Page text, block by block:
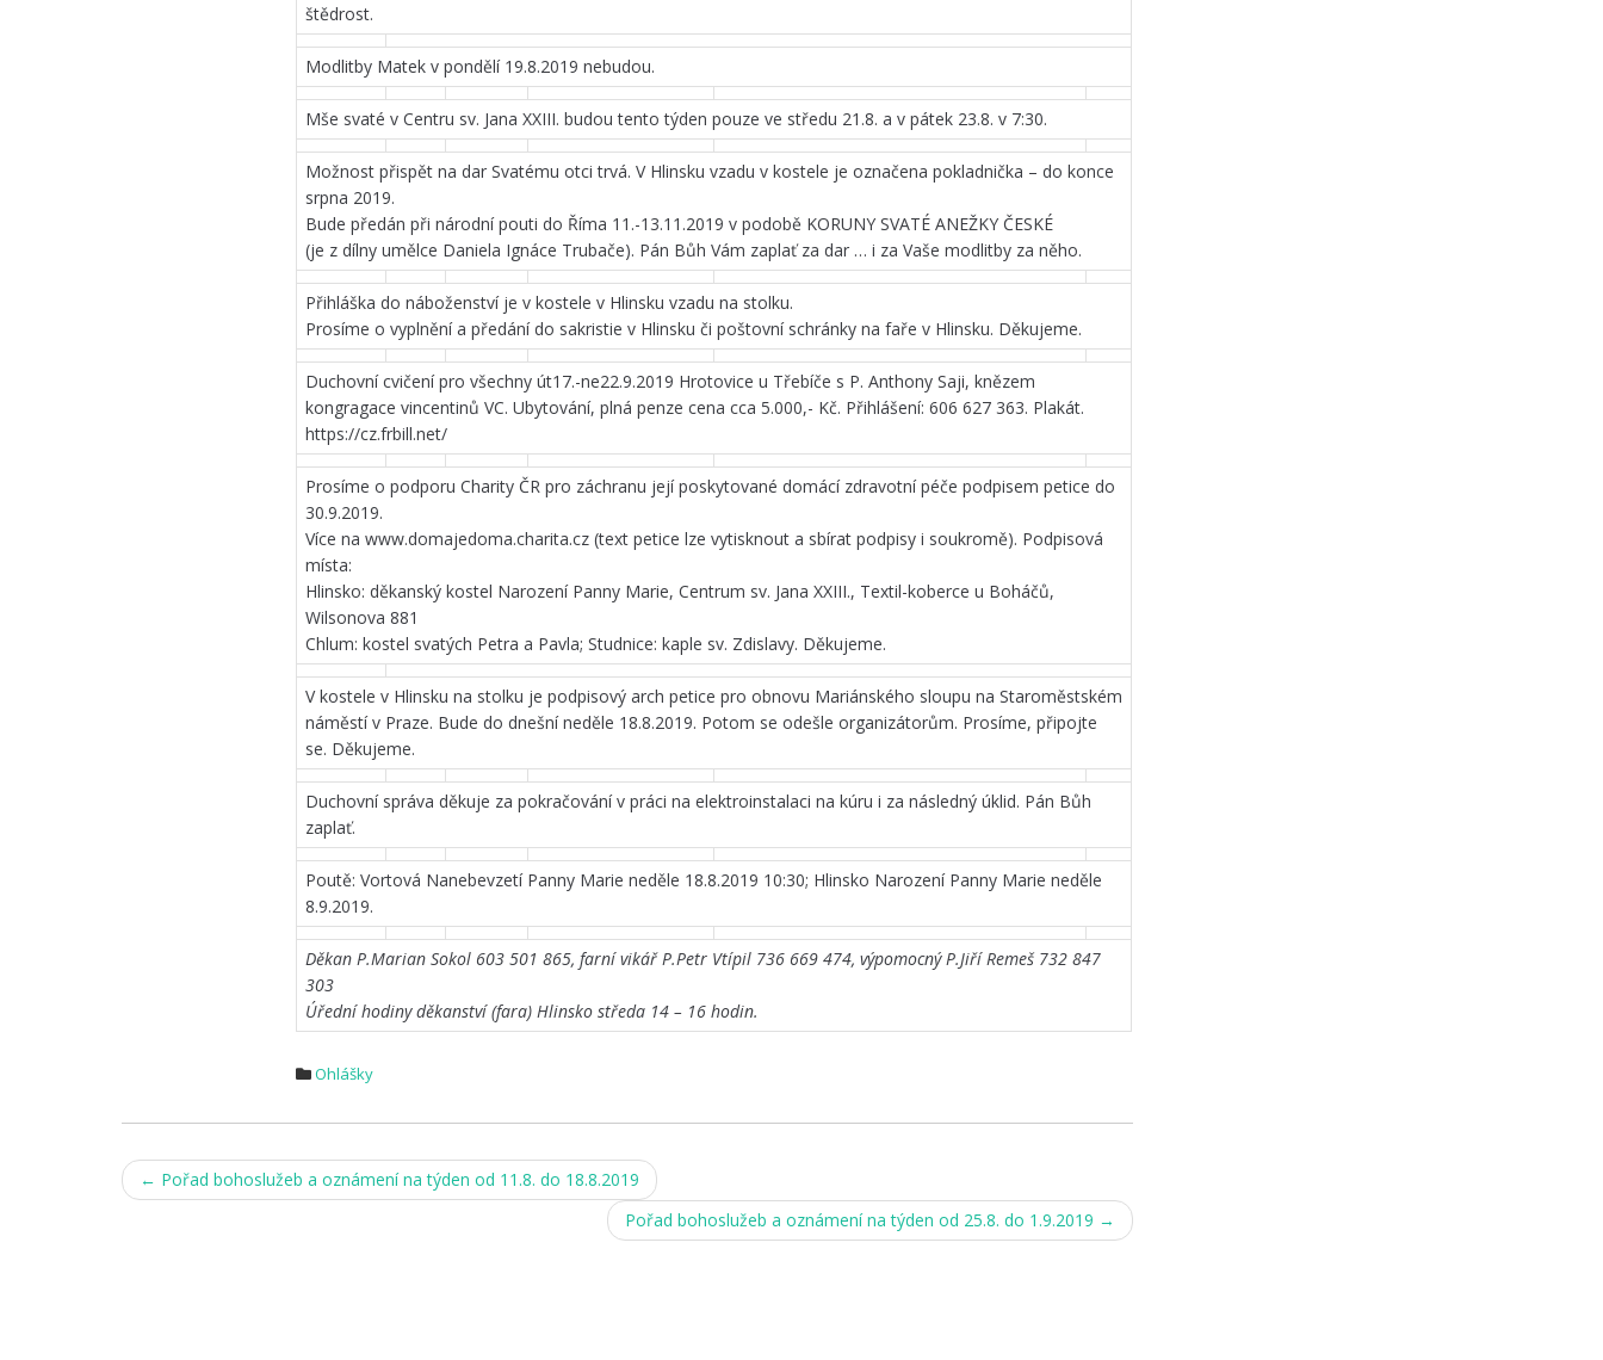
štědrost.
Modlitby Matek v pondělí 19.8.2019 nebudou.
Mše svaté v Centru sv. Jana XXIII. budou tento týden pouze ve středu 21.8. a v pátek 23.8. v 7:30.
Možnost přispět na dar Svatému otci trvá. V Hlinsku vzadu v kostele je označena pokladnička – do konce
srpna 2019.
Bude předán při národní pouti do Říma 11.-13.11.2019 v podobě KORUNY SVATÉ ANEŽKY ČESKÉ
(je z dílny umělce Daniela Ignáce Trubače). Pán Bůh Vám zaplať za dar … i za Vaše modlitby za něho.
Přihláška do náboženství je v kostele v Hlinsku vzadu na stolku.
Prosíme o vyplnění a předání do sakristie v Hlinsku či poštovní schránky na faře v Hlinsku. Děkujeme.
Duchovní cvičení pro všechny út17.-ne22.9.2019 Hrotovice u Třebíče s P. Anthony Saji, knězem
kongragace vincentinů VC. Ubytování, plná penze cena cca 5.000,- Kč. Přihlášení: 606 627 363. Plakát.
https://cz.frbill.net/
Prosíme o podporu Charity ČR pro záchranu její poskytované domácí zdravotní péče podpisem petice do
30.9.2019.
Více na www.domajedoma.charita.cz (text petice lze vytisknout a sbírat podpisy i soukromě). Podpisová
místa:
Hlinsko: děkanský kostel Narození Panny Marie, Centrum sv. Jana XXIII., Textil-koberce u Boháčů,
Wilsonova 881
Chlum: kostel svatých Petra a Pavla; Studnice: kaple sv. Zdislavy. Děkujeme.
V kostele v Hlinsku na stolku je podpisový arch petice pro obnovu Mariánského sloupu na Staroměstském
náměstí v Praze. Bude do dnešní neděle 18.8.2019. Potom se odešle organizátorům. Prosíme, připojte
se. Děkujeme.
Duchovní správa děkuje za pokračování v práci na elektroinstalaci na kúru i za následný úklid. Pán Bůh
zaplať.
Poutě: Vortová Nanebevzetí Panny Marie neděle 18.8.2019 10:30; Hlinsko Narození Panny Marie neděle
8.9.2019.
Děkan P.Marian Sokol 603 501 865, farní vikář P.Petr Vtípil 736 669 474, výpomocný P.Jiří Remeš 732 847
303
Úřední hodiny děkanství (fara) Hlinsko středa 14 – 16 hodin.
Ohlášky
Post
← Pořad bohoslužeb a oznámení na týden od 11.8. do 18.8.2019
Pořad bohoslužeb a oznámení na týden od 25.8. do 1.9.2019 →